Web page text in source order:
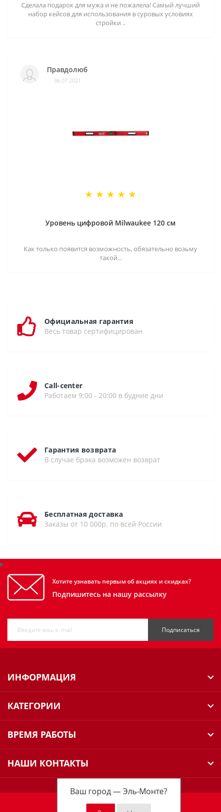
Ваш город —Эль-Монте?
Сделала подарок для мужа и не пожалела! Самый лучший
набор кейсов для использования в суровых условиях
стройки ..
Правдолюб
06.07.2021
Уровень цифровой Milwaukee 120 см
Как только появится возможность, обязательно возьму
такой...
Официальная гарантия
Весь товар сертифицирован
Call-center
Работаем 9:00 - 20:00 в будние дни
Гарантия возврата
В случае брака возможен возврат
Бесплатная доставка
Заказы от 10 000р. по всей России
Хотите узнавать первым об акциях и скидках?
Подпишитесь на нашу рассылку
Подписаться
ИНФОРМАЦИЯ
КАТЕГОРИИ
ВРЕМЯ РАБОТЫ
НАШИ КОНТАКТЫ